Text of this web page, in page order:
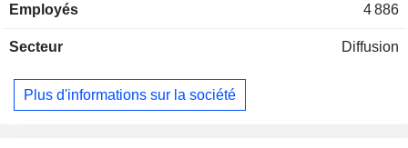
divertissement, avec des chaînes d'information générale,
est également active dans l'octroi de licences et la
l'organisation d'événements en direct, les plateformes de
diffusion de contenus OTT et numériques, ainsi que les
Employés 4 886
Secteur Diffusion
Plus d'informations sur la société